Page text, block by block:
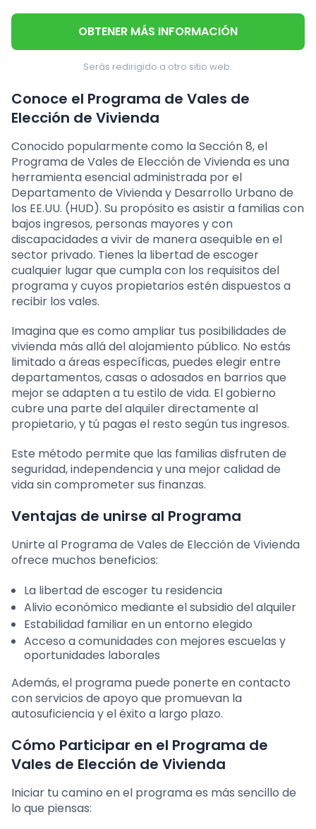
OBTENER MÁS INFORMACIÓN
Serás redirigido a otro sitio web.
Conoce el Programa de Vales de
Elección de Vivienda
Conocido popularmente como la Sección 8, el
Programa de Vales de Elección de Vivienda es una
herramienta esencial administrada por el
Departamento de Vivienda y Desarrollo Urbano de
los EE.UU. (HUD). Su propósito es asistir a familias con
bajos ingresos, personas mayores y con
discapacidades a vivir de manera asequible en el
sector privado. Tienes la libertad de escoger
cualquier lugar que cumpla con los requisitos del
programa y cuyos propietarios estén dispuestos a
recibir los vales.
Imagina que es como ampliar tus posibilidades de
vivienda más allá del alojamiento público. No estás
limitado a áreas específicas, puedes elegir entre
departamentos, casas o adosados en barrios que
mejor se adapten a tu estilo de vida. El gobierno
cubre una parte del alquiler directamente al
propietario, y tú pagas el resto según tus ingresos.
Este método permite que las familias disfruten de
seguridad, independencia y una mejor calidad de
vida sin comprometer sus finanzas.
Ventajas de unirse al Programa
Unirte al Programa de Vales de Elección de Vivienda
ofrece muchos beneficios:
La libertad de escoger tu residencia
Alivio económico mediante el subsidio del alquiler
Estabilidad familiar en un entorno elegido
Acceso a comunidades con mejores escuelas y
oportunidades laborales
Además, el programa puede ponerte en contacto
con servicios de apoyo que promuevan la
autosuficiencia y el éxito a largo plazo.
Cómo Participar en el Programa de
Vales de Elección de Vivienda
Iniciar tu camino en el programa es más sencillo de
lo que piensas: